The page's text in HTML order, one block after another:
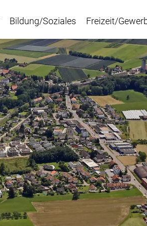
Bildung/Soziales Freizeit/